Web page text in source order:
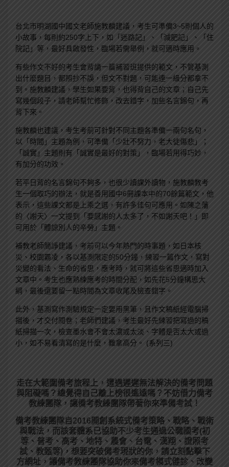
台北市明湖國中國文老師施教麟建議，考生可準備3~5則個人的
小故事，每則約250字上下，如「迷路記」、「減肥記」、「住
院記」等，最好具啟發性，臨場若需舉例，就可適時應用。
有些作文不好的考生會背誦一篇補習班提供的範文，不管基測
出什麼題目，都照抄不誤，但文不對題，可能連一級分都拿不
到。施教麟建議，學生如果要背，也得背自己的文章；自己先
寫幾個段子，請老師幫忙修飾，改去錯字，加些名言錦句，再
背下來。
施教麟也建議，考生考前可針對不同主題各準備一兩句名句，
以「時間」主題為例，可準備「少壯不努力，老大徒傷悲」；
「誠實」主題則有「誠實是最好的對策」，臨場若用得巧妙，
有加分的功效。
若平日背的名言錦句不夠多，也很少讀課外讀物，施教麟教考
生一個取巧的辦法，就是善用國中6冊課本中的70餘篇範文，他
表示，這些課文都是上乘之選，有許多佳句可應用。如陳之藩
的〈謝天〉一文提到「要感謝的人太多了，不如謝天吧！」即
可用於「體諒別人的辛勞」主題。
補教老師簡諍建議，考前可以今年熱門的時事題，如日本核
災、校園霸凌，各以基測限定的50分鐘，練習一篇作文，寫對
災變的看法、生命的省思，應考時，就可將這些省思適時加入
文章中。考生也應熟練應考的時間分配，如先花5分鐘構思大
綱，最後還要留一點時間為文章收尾及檢查錯字。
此外，基測寫作測驗規定一定要用黑筆，且作文稿紙經電腦掃
描後，才交付閱卷；老師們建議，考生最好先練習把寫過的稿
紙掃描一次，檢查墨水會不會太濃或太淡、字體是否太大或過
小，如不易看清寫的是什麼，難拿高分。 (系列三)
走在大範圍備考旅程上， 遭遇遲遲無法解決的備考問題
與阻礙嗎？總覺得自己離上榜很遙遠嗎？不妨借力備考
教練團隊，讓備考教練團隊帶著你來準備考試！
備考教練團隊自2016開創系統式備考策略、戰略、戰術
與戰法，而該套體系已協助不少考生通過公職國考(初
等、普考、高考、地特、農會、台電、漢翔、證照考
試、教甄等)，想要突破備考現狀的你，請立刻點擊下
方網址，讓備考教練團隊協助你來備考模式健診、改變